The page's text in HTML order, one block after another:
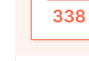
338